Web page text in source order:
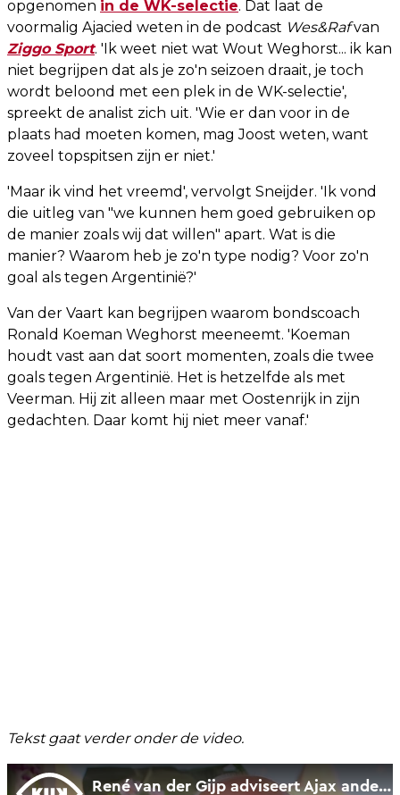
opgenomen in de WK-selectie. Dat laat de
voormalig Ajacied weten in de podcast Wes&Rafvan
Ziggo Sport. 'Ik weet niet wat Wout Weghorst... ik kan
niet begrijpen dat als je zo'n seizoen draait, je toch
wordt beloond met een plek in de WK-selectie',
spreekt de analist zich uit. 'Wie er dan voor in de
plaats had moeten komen, mag Joost weten, want
zoveel topspitsen zijn er niet.'
'Maar ik vind het vreemd', vervolgt Sneijder. 'Ik vond
die uitleg van "we kunnen hem goed gebruiken op
de manier zoals wij dat willen" apart. Wat is die
manier? Waarom heb je zo'n type nodig? Voor zo'n
goal als tegen Argentinië?'
Van der Vaart kan begrijpen waarom bondscoach
Ronald Koeman Weghorst meeneemt. 'Koeman
houdt vast aan dat soort momenten, zoals die twee
goals tegen Argentinië. Het is hetzelfde als met
Veerman. Hij zit alleen maar met Oostenrijk in zijn
gedachten. Daar komt hij niet meer vanaf.'
Tekst gaat verder onder de video.